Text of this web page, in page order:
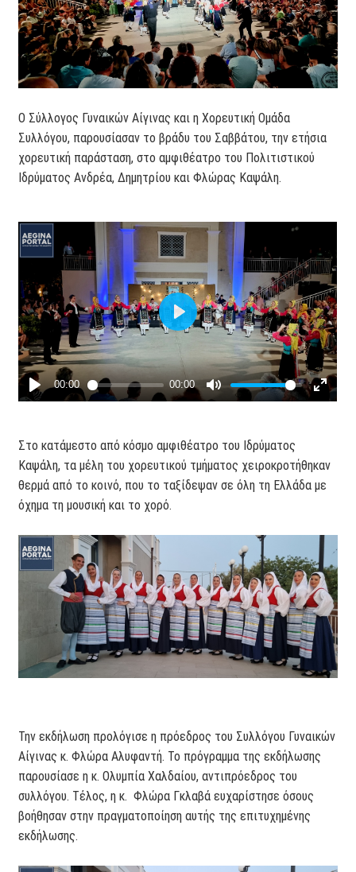
Ο Σύλλογος Γυναικών Αίγινας και η Χορευτική Ομάδα
Συλλόγου, παρουσίασαν το βράδυ του Σαββάτου, την ετήσια
χορευτική παράσταση, στο αμφιθέατρο του Πολιτιστικού
Ιδρύματος Ανδρέα, Δημητρίου και Φλώρας Καψάλη.
Στο κατάμεστο από κόσμο αμφιθέατρο του Ιδρύματος
Καψάλη, τα μέλη του χορευτικού τμήματος χειροκροτήθηκαν
θερμά από το κοινό, που το ταξίδεψαν σε όλη τη Ελλάδα με
όχημα τη μουσική και το χορό.
Την εκδήλωση προλόγισε η πρόεδρος του Συλλόγου Γυναικών
Αίγινας κ. Φλώρα Αλυφαντή. Το πρόγραμμα της εκδήλωσης
παρουσίασε η κ. Ολυμπία Χαλδαίου, αντιπρόεδρος του
συλλόγου. Τέλος, η κ. Φλώρα Γκλαβά ευχαρίστησε όσους
βοήθησαν στην πραγματοποίηση αυτής της επιτυχημένης
εκδήλωσης.